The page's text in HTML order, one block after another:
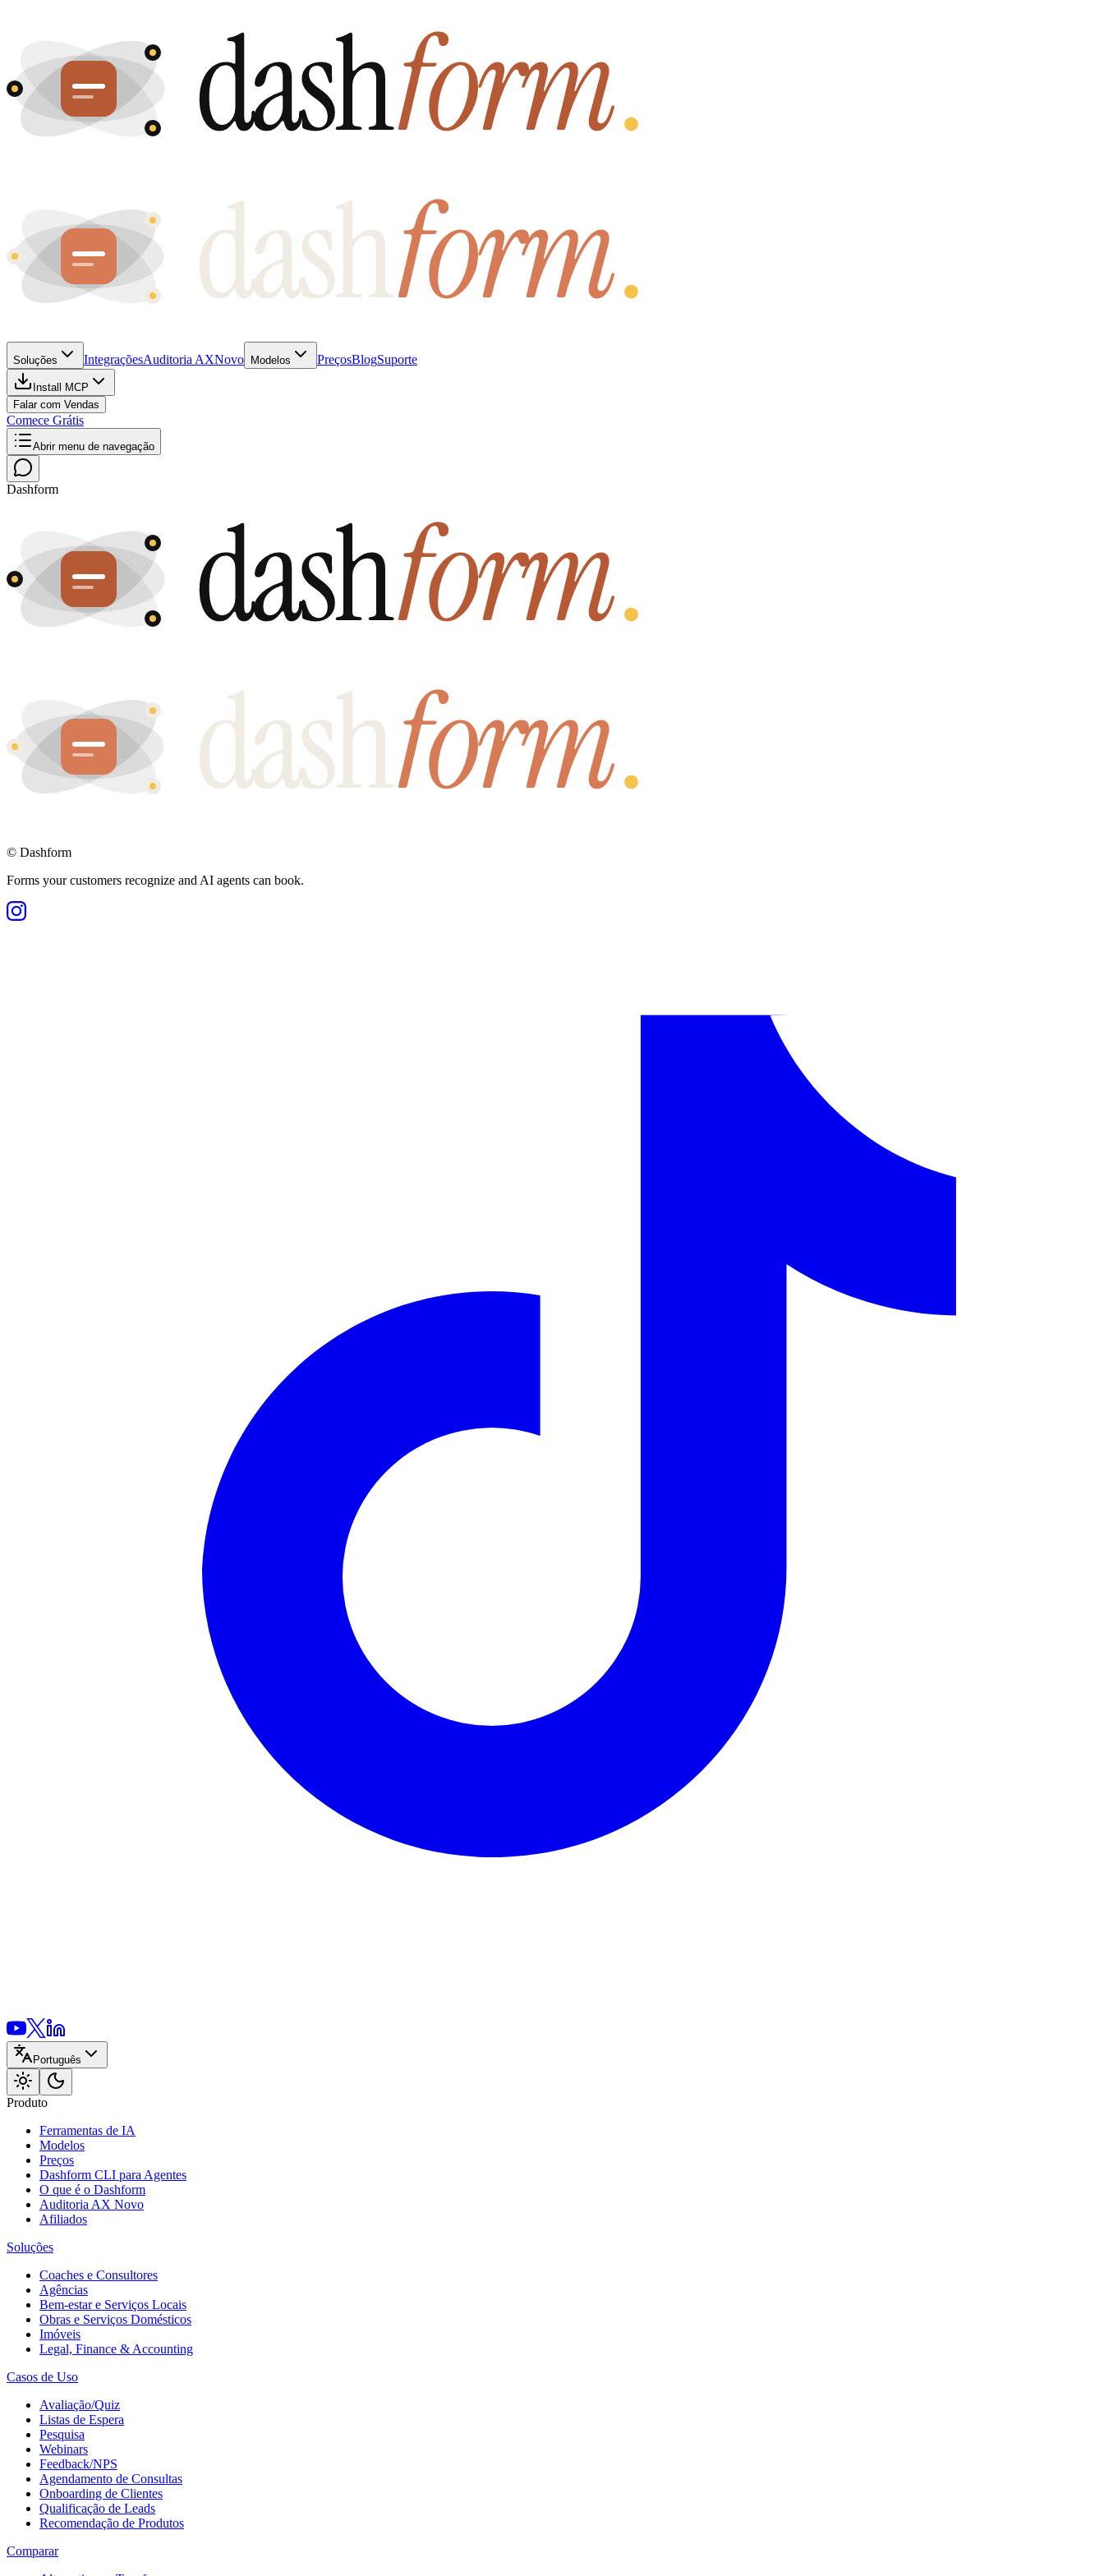
Soluções IntegraçõesAuditoria AXNovo Modelos PreçosBlogSuporte
Install MCP
Falar com Vendas
Comece Grátis
Abrir menu de navegação
Dashform
© Dashform
Forms your customers recognize and AI agents can book.
Português
Produto
Ferramentas de IA
Modelos
Preços
Dashform CLI para Agentes
O que é o Dashform
Auditoria AX Novo
Afiliados
Soluções
Coaches e Consultores
Agências
Bem-estar e Serviços Locais
Obras e Serviços Domésticos
Imóveis
Legal, Finance & Accounting
Casos de Uso
Avaliação/Quiz
Listas de Espera
Pesquisa
Webinars
Feedback/NPS
Agendamento de Consultas
Onboarding de Clientes
Qualificação de Leads
Recomendação de Produtos
Comparar